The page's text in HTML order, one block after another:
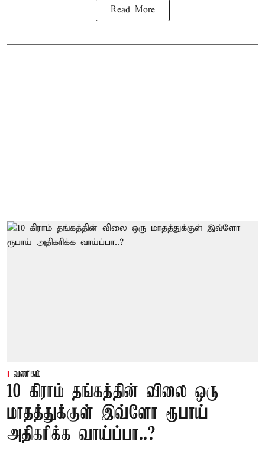
Read More
வணிகம்
10 கிராம் தங்கத்தின் விலை ஒரு
மாதத்துக்குள் இவ்ளோ ரூபாய்
அதிகரிக்க வாய்ப்பா..?